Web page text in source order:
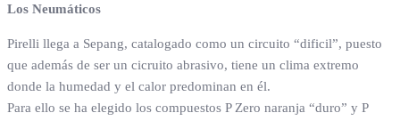
Los Neumáticos
Pirelli llega a Sepang, catalogado como un circuito “dificil”, puesto
que además de ser un cicruito abrasivo, tiene un clima extremo
donde la humedad y el calor predominan en él.
Para ello se ha elegido los compuestos P Zero naranja “duro” y P